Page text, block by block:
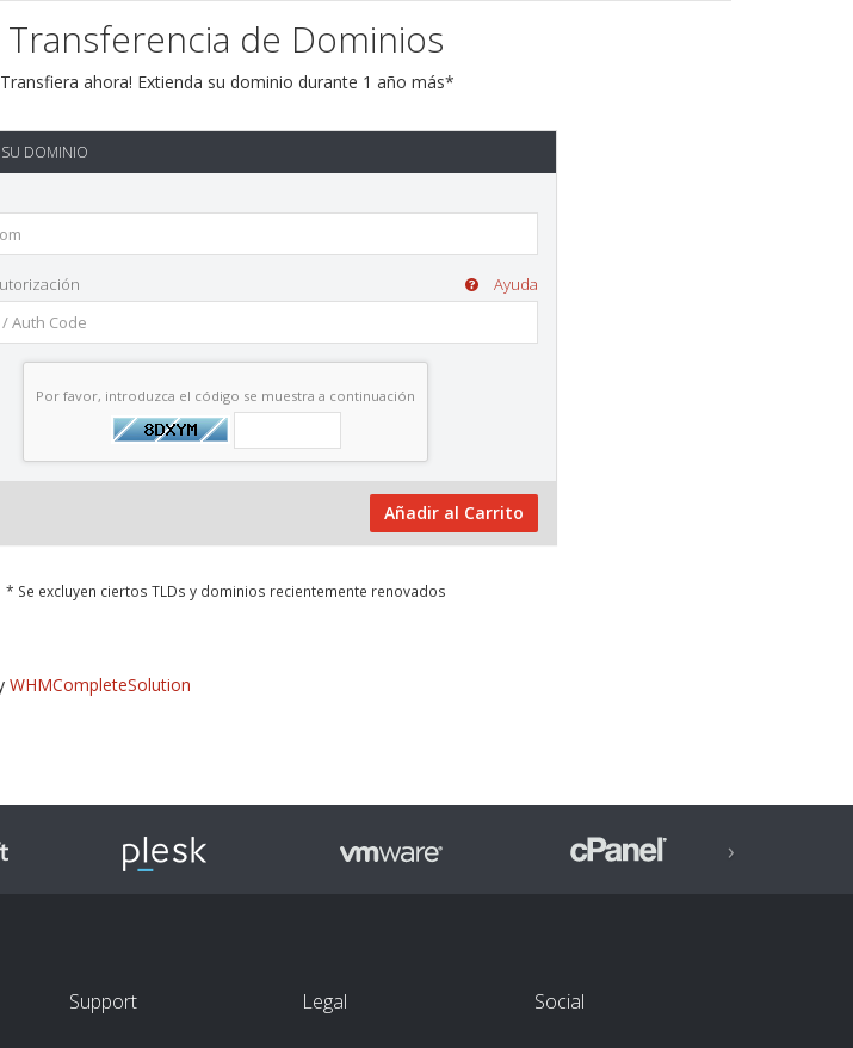
Transferencia de Dominios
ahora! Extienda su dominio durante 1 año más*
SU DOMINIO
Ayuda
Por favor, introduzca el código se muestra a continuación
Añadir al Carrito
* Se excluyen ciertos TLDs y dominios recientemente renovados
WHMCompleteSolution
›
Support Legal Social